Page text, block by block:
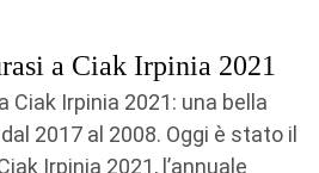
a Ciak Irpinia 2021
Ciak Irpinia 2021: una bella
2017 al 2008. Oggi è stato il
Irpinia 2021, l’annuale